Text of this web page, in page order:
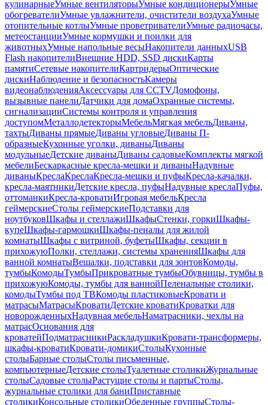
кулинарныеУмные вентиляторыУмные кондиционерыУмные
обогревателиУмные увлажнители, очистители воздухаУмные
отопительные котлыУмные проветривателиУмные радиочасы,
метеостанцииУмные кормушки и поилки для
животныхУмные напольные весыНакопители данныхUSB
Flash накопителиВнешние HDD, SSD дискиКарты
памятиСетевые накопителиКартридерыОптические
дискиНаблюдение и безопасностьКамеры
видеонаблюденияАксессуары для CCTVДомофоны,
вызывные панелиДатчики для домаОхранные системы,
сигнализацииСистемы контроля и управления
доступомМеталлодетекторыМебельМягкая мебельДиваны,
тахтыДиваны прямыеДиваны угловыеДиваны П-
образныеКухонные уголки, диваныДиваны
модульныеДетские диваныДиваны садовыеКомплекты мягкой
мебелиБескаркасные кресла-мешки и диваныНадувные
диваныКреслаКреслаКресла-мешки и пуфыКресла-качалки,
кресла-маятникиДетские кресла, пуфыНадувные креслаПуфы,
оттоманкиКресла-кроватиИгровая мебельКресла
геймерскиеСтолы геймерскиеПодставки для
ноутбуковШкафы и стеллажиШкафыСтенки, горкиШкафы-
купеШкафы-гармошкиШкафы-пеналы для жилой
комнатыШкафы с витриной, буфетыШкафы, секции в
прихожуюПолки, стеллажи, системы храненияШкафы для
ванной комнатыВешалки, подставки для зонтовКомоды,
тумбыКомодыТумбыПрикроватные тумбыОбувницы, тумбы в
прихожуюКомоды, тумбы для ваннойПеленальные столики,
комодыТумбы под ТВКомоды пластиковыеКровати и
матрасыМатрасыКроватиДетские кроватиКроватки для
новорожденныхНадувная мебельНаматрасники, чехлы на
матрасОснования для
кроватейПодматрасникиРаскладушкиКровати-трансформеры,
шкафы-кроватиКровати-домикиСтолыКухонные
столыБарные столыСтолы письменные,
компьютерныеДетские столыТуалетные столикиЖурнальные
столыСадовые столыРастущие столы и партыСтолы,
журнальные столики для баниПриставные
столикиКонсольные столикиОбеденные группыСтолы-